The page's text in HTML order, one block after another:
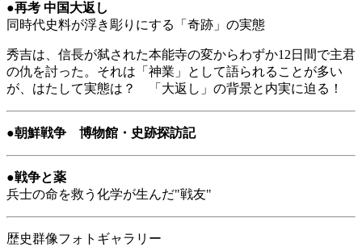
●再考 中国大返し
同時代史料が浮き彫りにする「奇跡」の実態
秀吉は、信長が弑された本能寺の変からわずか12日間で主君
の仇を討った。それは「神業」として語られることが多い
が、はたして実態は？ 「大返し」の背景と内実に迫る！
●朝鮮戦争 博物館・史跡探訪記
●戦争と薬
兵士の命を救う化学が生んだ"戦友"
歴史群像フォトギャラリー